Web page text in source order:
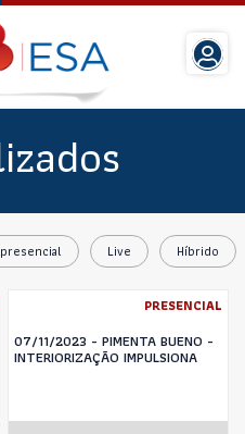
Live Híbrido
PRESENCIAL
07/11/2023 - PIMENTA BUENO -
INTERIORIZAÇÃO IMPULSIONA